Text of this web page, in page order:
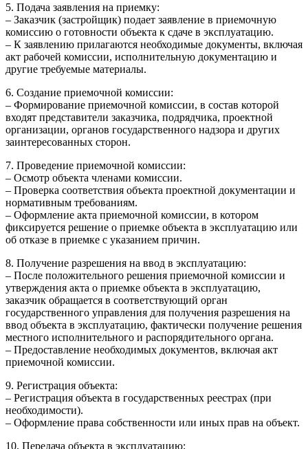
5. Подача заявления на приемку:
– Заказчик (застройщик) подает заявление в приемочную
комиссию о готовности объекта к сдаче в эксплуатацию.
– К заявлению прилагаются необходимые документы, включая
акт рабочей комиссии, исполнительную документацию и
другие требуемые материалы.
6. Создание приемочной комиссии:
– Формирование приемочной комиссии, в состав которой
входят представители заказчика, подрядчика, проектной
организации, органов государственного надзора и других
заинтересованных сторон.
7. Проведение приемочной комиссии:
– Осмотр объекта членами комиссии.
– Проверка соответствия объекта проектной документации и
нормативным требованиям.
– Оформление акта приемочной комиссии, в котором
фиксируется решение о приемке объекта в эксплуатацию или
об отказе в приемке с указанием причин.
8. Получение разрешения на ввод в эксплуатацию:
– После положительного решения приемочной комиссии и
утверждения акта о приемке объекта в эксплуатацию,
заказчик обращается в соответствующий орган
государственного управления для получения разрешения на
ввод объекта в эксплуатацию, фактически получение решения
местного исполнительного и распорядительного органа.
– Предоставление необходимых документов, включая акт
приемочной комиссии.
9. Регистрация объекта:
– Регистрация объекта в государственных реестрах (при
необходимости).
– Оформление права собственности или иных прав на объект.
10. Передача объекта в эксплуатацию: